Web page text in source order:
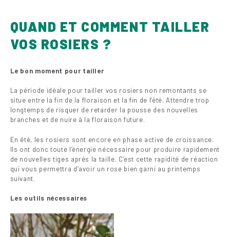
QUAND ET COMMENT TAILLER
VOS ROSIERS ?
Le bon moment pour tailler
La période idéale pour tailler vos rosiers non remontants se
situe entre la fin de la floraison et la fin de l’été. Attendre trop
longtemps de risquer de retarder la pousse des nouvelles
branches et de nuire à la floraison future.
En été, les rosiers sont encore en phase active de croissance.
Ils ont donc toute l’énergie nécessaire pour produire rapidement
de nouvelles tiges après la taille. C’est cette rapidité de réaction
qui vous permettra d’avoir un rose bien garni au printemps
suivant.
Les outils nécessaires